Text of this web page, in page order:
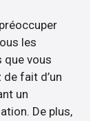
les
que vous
fait d’un
un
De plus,